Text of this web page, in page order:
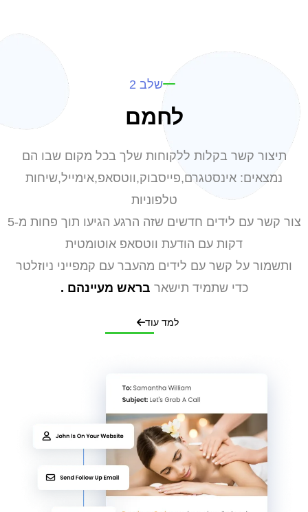
שלב 2
לחמם
תיצור קשר בקלות ללקוחות שלך בכל מקום שבו הם
נמצאים: אינסטגרם,פייסבוק,ווטסאפ,אימייל,שיחות
טלפוניות
צור קשר עם לידים חדשים שזה הרגע הגיעו תוך פחות מ-5
דקות עם הודעת ווטסאפ אוטומטית
ותשמור על קשר עם לידים מהעבר עם קמפייני ניוזלטר
כדי שתמיד תישאר בראש מעיינהם .
למד עוד